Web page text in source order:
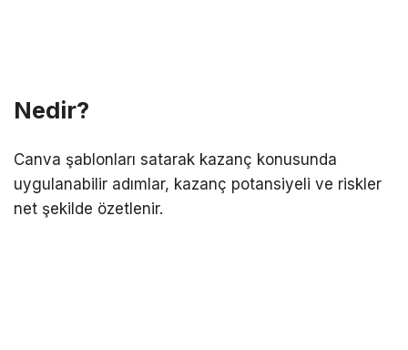
Nedir?
Canva şablonları satarak kazanç konusunda
uygulanabilir adımlar, kazanç potansiyeli ve riskler
net şekilde özetlenir.